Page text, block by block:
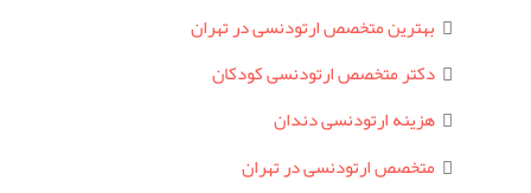
بهترین متخصص ارتودنسی در تهران
دکتر متخصص ارتودنسی کودکان
هزینه ارتودنسی دندان
متخصص ارتودنسی در تهران